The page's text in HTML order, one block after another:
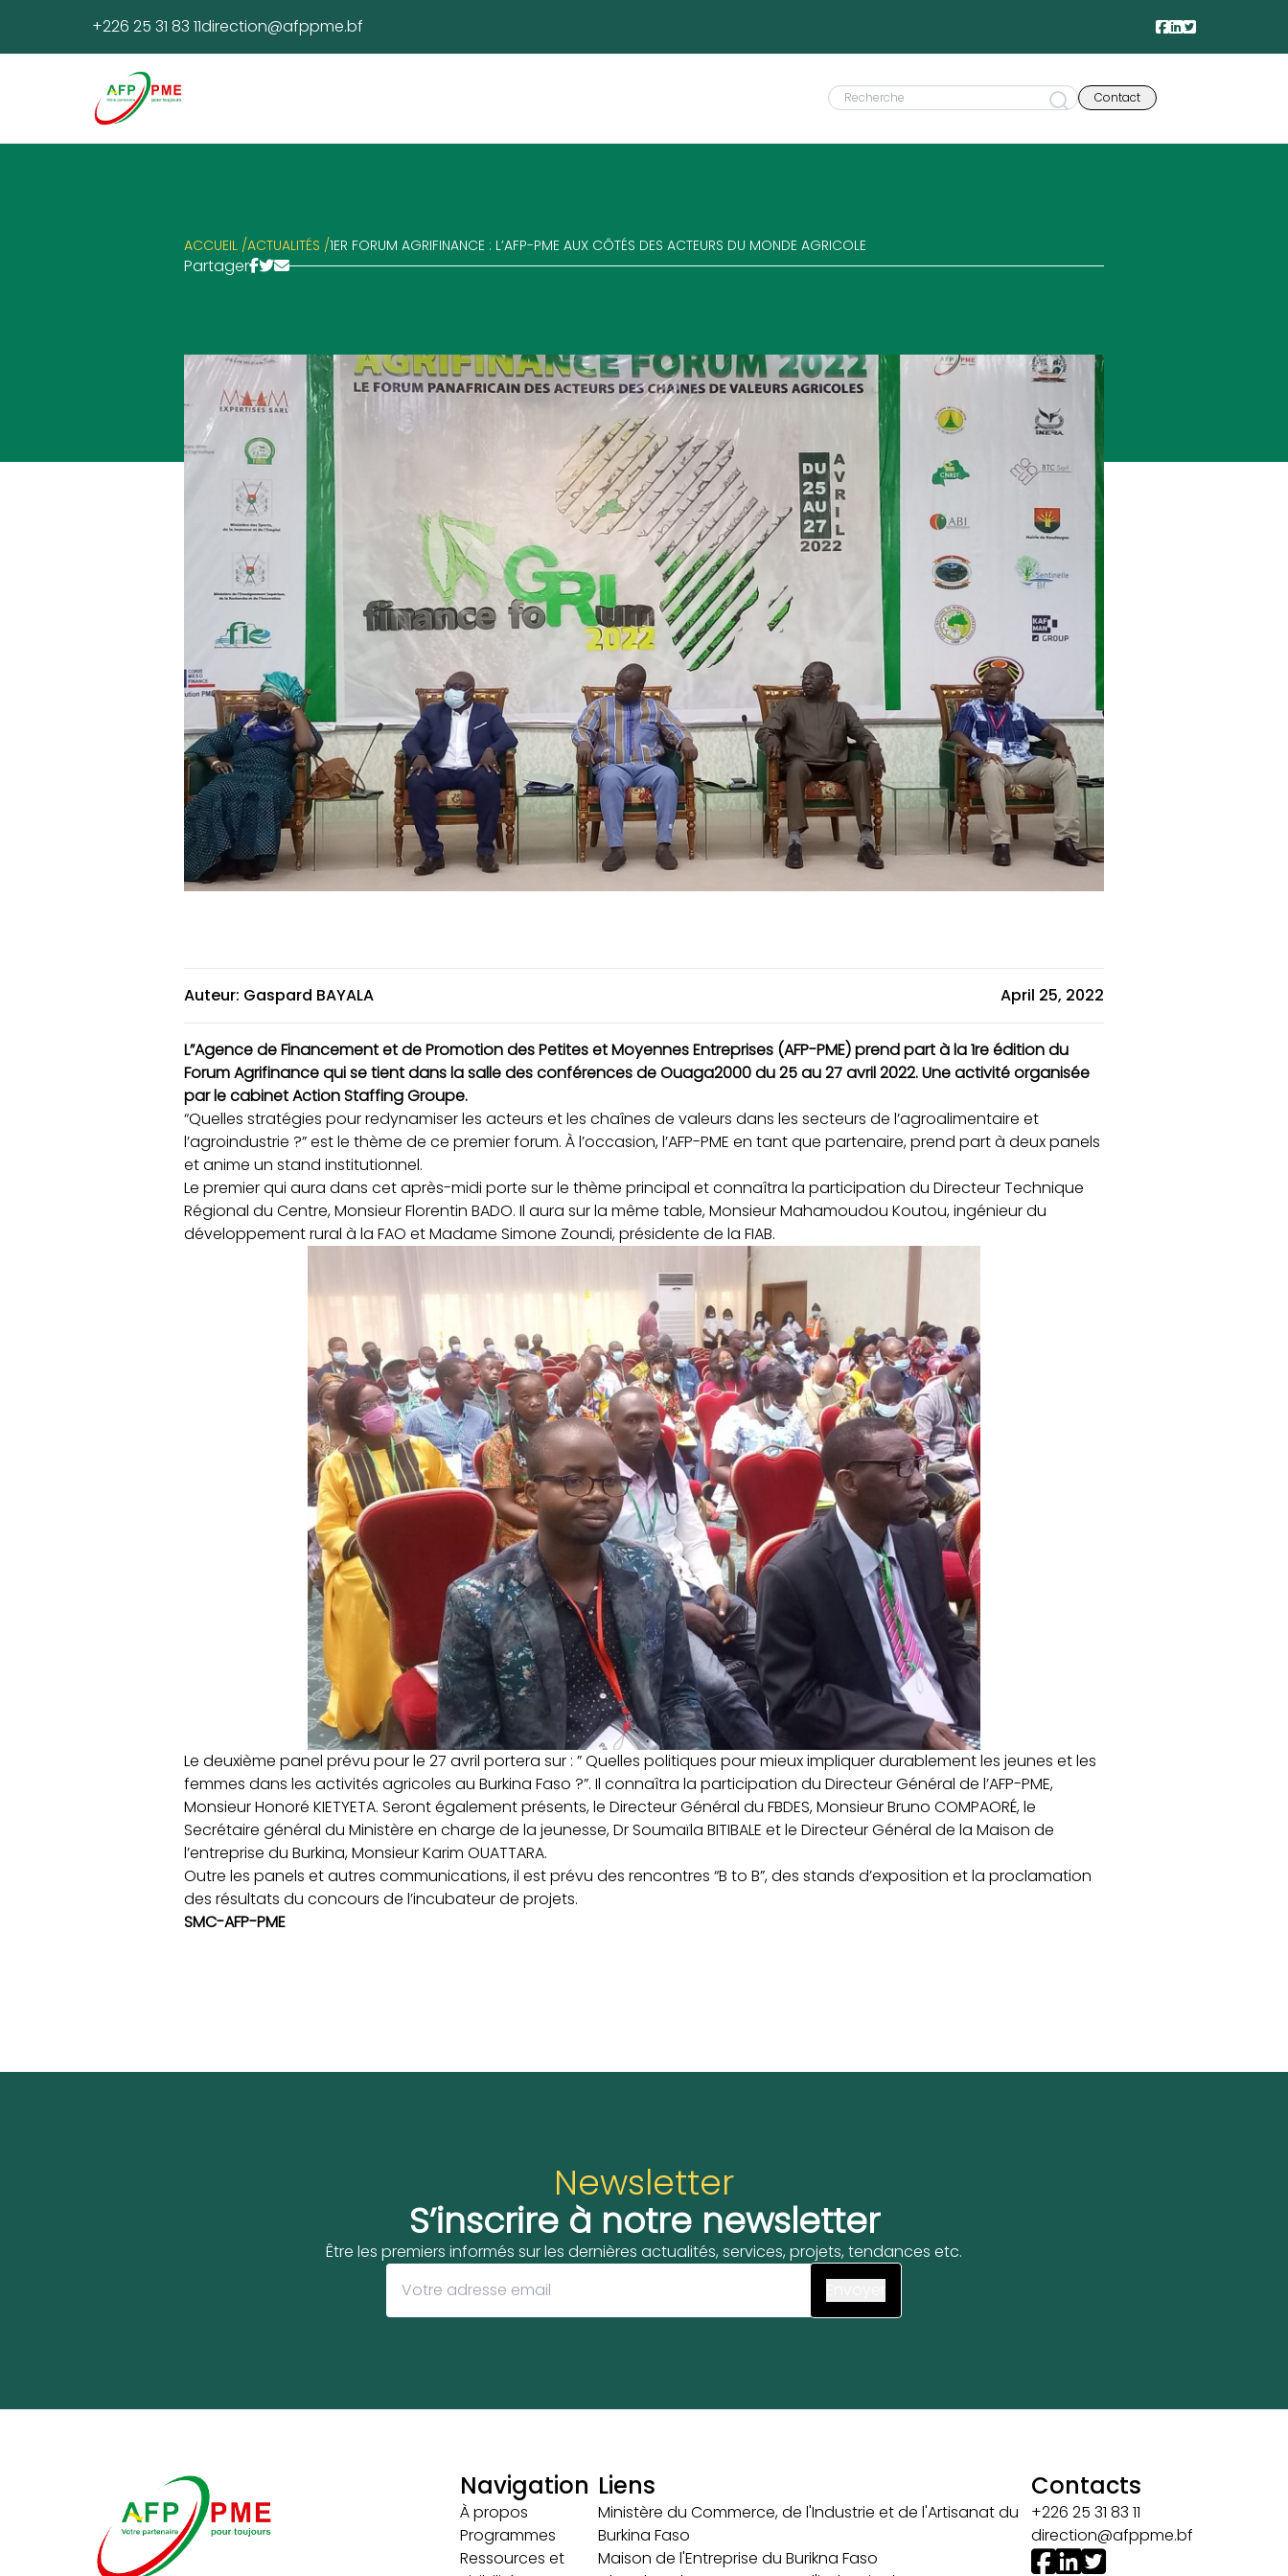
+226 25 31 83 11direction@afppme.bf
Contact
ACCUEIL /ACTUALITÉS /1ER FORUM AGRIFINANCE : L’AFP-PME AUX CÔTÉS DES ACTEURS DU MONDE AGRICOLE
Partager
Auteur: Gaspard BAYALA April 25, 2022
L”Agence de Financement et de Promotion des Petites et Moyennes Entreprises (AFP-PME) prend part à la 1re édition du
Forum Agrifinance qui se tient dans la salle des conférences de Ouaga2000 du 25 au 27 avril 2022. Une activité organisée
par le cabinet Action Staffing Groupe.
“Quelles stratégies pour redynamiser les acteurs et les chaînes de valeurs dans les secteurs de l’agroalimentaire et
l’agroindustrie ?” est le thème de ce premier forum. À l’occasion, l’AFP-PME en tant que partenaire, prend part à deux panels
et anime un stand institutionnel.
Le premier qui aura dans cet après-midi porte sur le thème principal et connaîtra la participation du Directeur Technique
Régional du Centre, Monsieur Florentin BADO. Il aura sur la même table, Monsieur Mahamoudou Koutou, ingénieur du
développement rural à la FAO et Madame Simone Zoundi, présidente de la FIAB.
Le deuxième panel prévu pour le 27 avril portera sur : ” Quelles politiques pour mieux impliquer durablement les jeunes et les
femmes dans les activités agricoles au Burkina Faso ?”. Il connaîtra la participation du Directeur Général de l’AFP-PME,
Monsieur Honoré KIETYETA. Seront également présents, le Directeur Général du FBDES, Monsieur Bruno COMPAORÉ, le
Secrétaire général du Ministère en charge de la jeunesse, Dr Soumaïla BITIBALE et le Directeur Général de la Maison de
l’entreprise du Burkina, Monsieur Karim OUATTARA.
Outre les panels et autres communications, il est prévu des rencontres “B to B”, des stands d’exposition et la proclamation
des résultats du concours de l’incubateur de projets.
SMC-AFP-PME
Newsletter
S’inscrire à notre newsletter
Être les premiers informés sur les dernières actualités, services, projets, tendances etc.
Navigation
À propos
Programmes
Ressources et
Liens
Ministère du Commerce, de l'Industrie et de l'Artisanat du
Burkina Faso
Maison de l'Entreprise du Burikna Faso
Contacts
+226 25 31 83 11
direction@afppme.bf